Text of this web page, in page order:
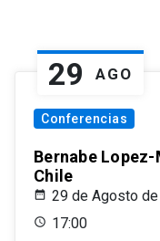
29 AGO
Conferencias
Bernabe
Chile
29 de Agosto
17:00